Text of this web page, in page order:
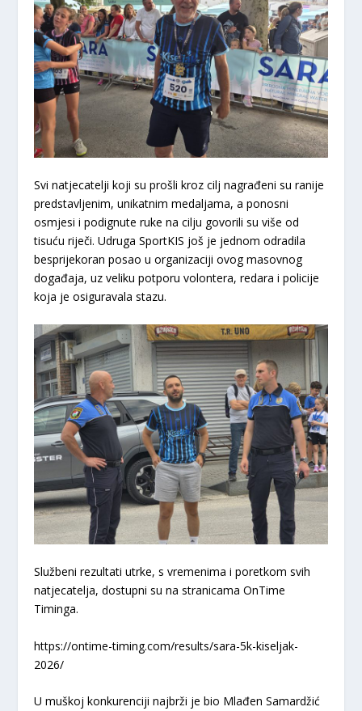
​Svi natjecatelji koji su prošli kroz cilj nagrađeni su ranije
predstavljenim, unikatnim medaljama, a ponosni
osmjesi i podignute ruke na cilju govorili su više od
tisuću riječi. UdrugaSportKIS još je jednom odradila
besprijekoran posao u organizaciji ovog masovnog
događaja, uz veliku potporu volontera, redara i policije
koja je osiguravala stazu.
​Službeni rezultati utrke, s vremenima i poretkom svih
natjecatelja, dostupni su na stranicamaOnTime
Timinga.
https://ontime-timing.com/results/sara-5k-kiseljak-
2026/
​U muškoj konkurenciji najbrži je bio Mlađen Samardžić